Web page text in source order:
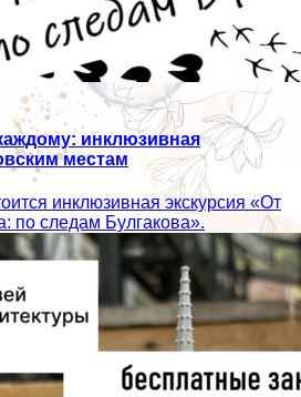
инклюзивная
местам
инклюзивная экскурсия «От
по следам Булгакова».